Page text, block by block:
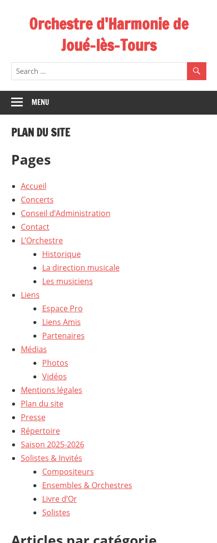
Orchestre d'Harmonie de
Joué-lès-Tours
MENU
PLAN DU SITE
Pages
Accueil
Concerts
Conseil d’Administration
Contact
L’Orchestre
Historique
La direction musicale
Les musiciens
Liens
Espace Pro
Liens Amis
Partenaires
Médias
Photos
Vidéos
Mentions légales
Plan du site
Presse
Répertoire
Saison 2025-2026
Solistes & Invités
Compositeurs
Ensembles & Orchestres
Livre d’Or
Solistes